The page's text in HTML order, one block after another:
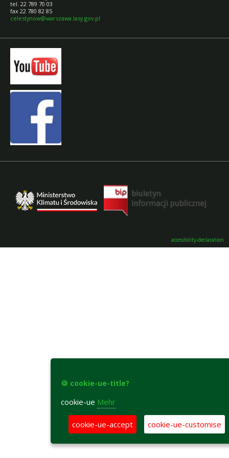
tel. 22 789 70 03
fax 22 780 82 85
celestynow@warszawa.lasy.gov.pl
accesibility-declaration
🍪 cookie-ue-title?
cookie-ue Mehr
cookie-ue-accept cookie-ue-customise